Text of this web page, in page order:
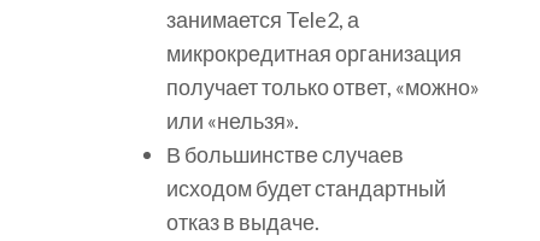
занимается Tele2, а
микрокредитная организация
получает только ответ, «можно»
или «нельзя».
В большинстве случаев
исходом будет стандартный
отказ в выдаче.